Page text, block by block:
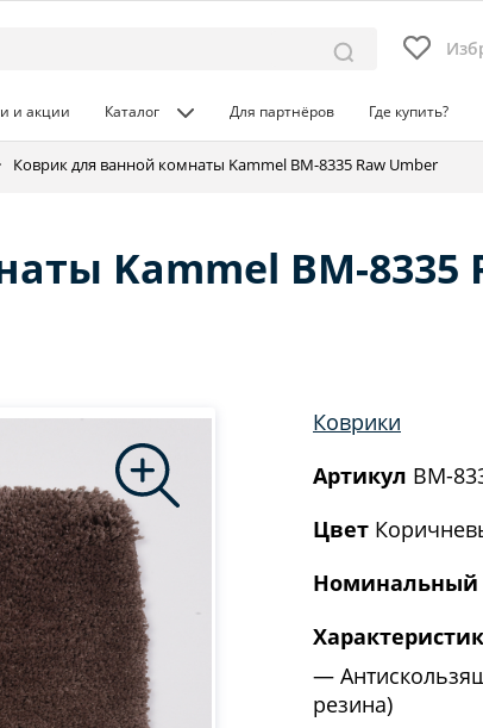
и акции Каталог Для партнёров Где купить?
Коврик для ванной комнаты Kammel BM-8335 Raw Umber
Kammel BM-8335
Коврики
Артикул BM-
Цвет
Номинальный
резина)